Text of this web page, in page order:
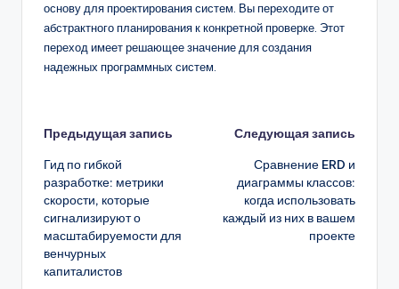
основу для проектирования систем. Вы переходите от
абстрактного планирования к конкретной проверке. Этот
переход имеет решающее значение для создания
надежных программных систем.
Навигация
записи
Предыдущая запись
Гид по гибкой
разработке: метрики
скорости, которые
сигнализируют о
масштабируемости для
венчурных
капиталистов
Следующая запись
Сравнение ERD и
диаграммы классов:
когда использовать
каждый из них в вашем
проекте